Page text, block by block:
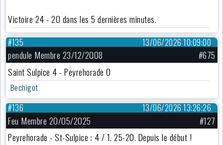
Victoire 24 - 20 dans les 5 dernières minutes.
13/06/2026 10:09:00
#135
pendule Membre 23/12/2008
#675
Saint Sulpice 4 - Peyrehorade 0
Bechigot
13/06/2026 13:26:26
#136
Feu Membre 20/05/2025
#127
Peyrehorade - St-Sulpice : 4 / 1. 25-20. Depuis le début !